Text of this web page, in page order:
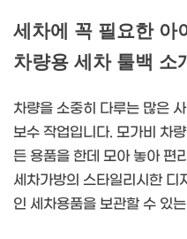
세차에 꼭 필요한 아
차량용 세차 툴백 소
차량을 소중히 다루는 많은
보수 작업입니다. 모가비 차
든 용품을 한데 모아 놓아 편
세차가방의 스타일리시한 디
인 세차용품을 보관할 수 있